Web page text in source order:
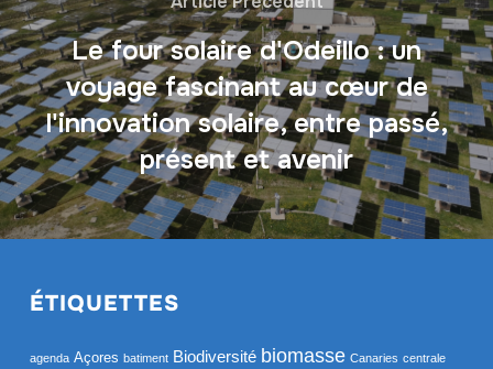
Le four solaire d'Odeillo : un
voyage fascinant au cœur de
l'innovation solaire, entre passé,
présent et avenir
ÉTIQUETTES
agenda Açores batiment Biodiversité biomasse Canaries centrale